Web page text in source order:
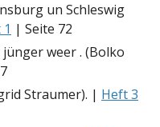
un Schleswig
| Seite 72
jünger weer . (Bolko
Straumer). | Heft 3